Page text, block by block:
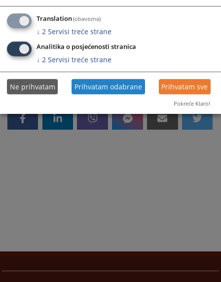
120PREGLEDA
Translation(obavezna)
↓ 2 Servisi treće strane
Analitika o posjećenosti stranica
↓ 2 Servisi treće strane
Ne prihvatam Prihvatam odabrane Prihvatam sve
Pokreće Klaro!